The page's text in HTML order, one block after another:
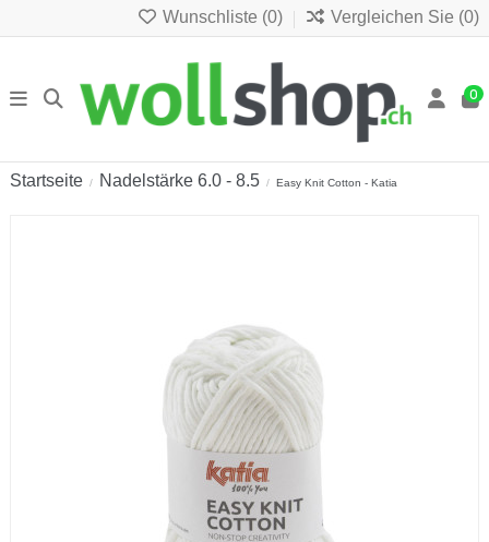
Wunschliste (0) Vergleichen Sie (0)
0
Startseite Nadelstärke 6.0 - 8.5 Easy Knit Cotton - Katia